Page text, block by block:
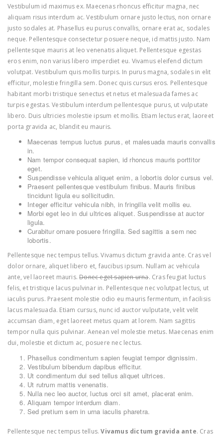
Vestibulum id maximus ex. Maecenas rhoncus efficitur magna, nec
aliquam risus interdum ac. Vestibulum ornare justo lectus, non ornare
justo sodales at. Phasellus eu purus convallis, ornare erat ac, sodales
neque. Pellentesque consectetur posuere neque, id mattis justo. Nam
pellentesque mauris at leo venenatis aliquet. Pellentesque egestas
eros enim, non varius libero imperdiet eu. Vivamus eleifend dictum
volutpat. Vestibulum quis mollis turpis. In purus magna, sodales in elit
efficitur, molestie fringilla sem. Donec quis cursus eros. Pellentesque
habitant morbi tristique senectus et netus et malesuada fames ac
turpis egestas. Vestibulum interdum pellentesque purus, ut vulputate
libero. Duis ultricies molestie ipsum et mollis. Etiam lectus erat, laoreet
porta gravida ac, blandit eu mauris.
Maecenas tempus luctus purus, et malesuada mauris convallis
in.
Nam tempor consequat sapien, id rhoncus mauris porttitor
eget.
Suspendisse vehicula aliquet enim, a lobortis dolor cursus vel.
Praesent pellentesque vestibulum finibus. Mauris finibus
tincidunt ligula eu sollicitudin.
Integer efficitur vehicula nibh, in fringilla velit mollis eu.
Morbi eget leo in dui ultrices aliquet. Suspendisse at auctor
ligula.
Curabitur ornare posuere fringilla. Sed sagittis a sem nec
lobortis.
Pellentesque nec tempus tellus. Vivamus dictum gravida ante. Cras vel
dolor ornare, aliquet libero et, faucibus ipsum. Nullam ac vehicula
ante, vel laoreet mauris.Donec eget sapien urna. Cras feugiat luctus
felis, et tristique lacus pulvinar in. Pellentesque nec volutpat lectus, ut
iaculis purus. Praesent molestie odio eu mauris fermentum, in facilisis
lacus malesuada. Etiam cursus, nunc id auctor vulputate, velit velit
accumsan diam, eget laoreet metus quam at lorem. Nam sagittis
tempor nulla quis pulvinar. Aenean vel molestie metus. Maecenas enim
dui, molestie et dictum ac, posuere nec lectus.
Phasellus condimentum sapien feugiat tempor dignissim.
Vestibulum bibendum dapibus efficitur.
Ut condimentum dui sed tellus aliquet ultrices.
Ut rutrum mattis venenatis.
Nulla nec leo auctor, luctus orci sit amet, placerat enim.
Aliquam tempor interdum diam.
Sed pretium sem in urna iaculis pharetra.
Pellentesque nec tempus tellus.Vivamus dictum gravida ante. Cras